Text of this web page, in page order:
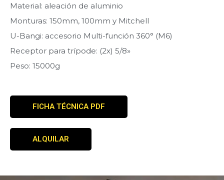
Material: aleación de aluminio
Monturas: 150mm, 100mm y Mitchell
U-Bangi: accesorio Multi-función 360° (M6)
Receptor para trípode: (2x) 5/8»
Peso: 15000g
FICHA TÉCNICA PDF
ALQUILAR